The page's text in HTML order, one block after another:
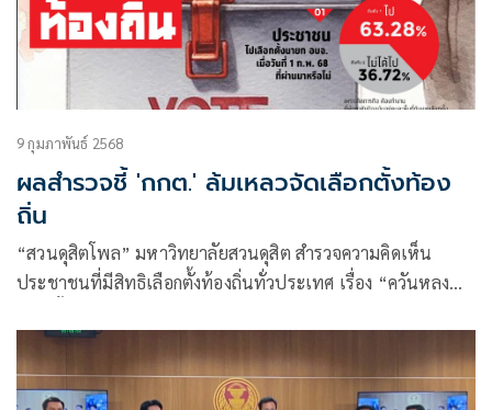
9 กุมภาพันธ์ 2568
ผลสำรวจชี้ 'กกต.' ล้มเหลวจัดเลือกตั้งท้อง
ถิ่น
“สวนดุสิตโพล” มหาวิทยาลัยสวนดุสิต สำรวจความคิดเห็น
ประชาชนที่มีสิทธิเลือกตั้งท้องถิ่นทั่วประเทศ เรื่อง “ควันหลง
ออนไลน์และภาคสนาม) ระหว่างวันที่ 4-7 กุมภาพันธ์ 2568 พบ
ว่า กลุ่มตัวอย่างร้อยละ 63.28 ไปเลือกตั้งนายก อบจ.